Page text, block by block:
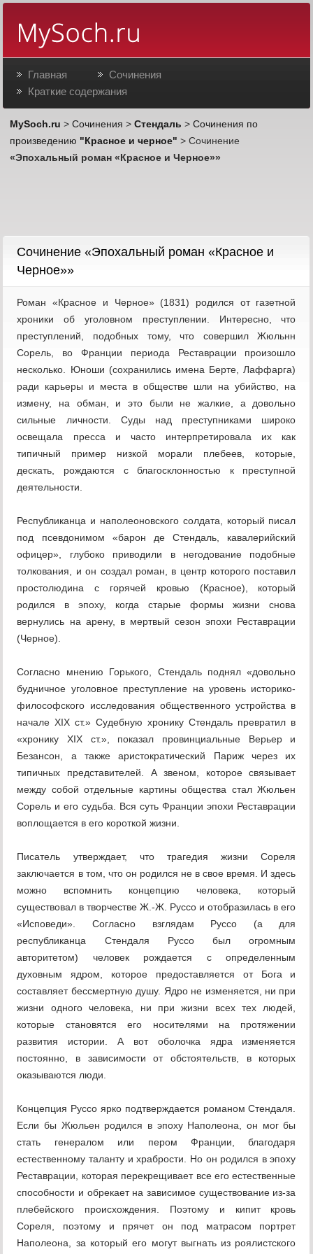
Главная
Сочинения
Краткие содержания
MySoch.ru >Сочинения >Стендаль >Сочинения по
произведению "Красное и черное" > Сочинение
«Эпохальный роман «Красное и Черное»»
Cочинение «Эпохальный роман «Красное и
Черное»»
Роман «Красное и Черное» (1831) родился от газетной
хроники об уголовном преступлении. Интересно, что
преступлений, подобных тому, что совершил Жюльнн
Сорель, во Франции периода Реставрации произошло
несколько. Юноши (сохранились имена Берте, Лаффарга)
ради карьеры и места в обществе шли на убийство, на
измену, на обман, и это были не жалкие, а довольно
сильные личности. Суды над преступниками широко
освещала пресса и часто интерпретировала их как
типичный пример низкой морали плебеев, которые,
дескать, рождаются с благосклонностью к преступной
деятельности.
Республиканца и наполеоновского солдата, который писал
под псевдонимом «барон де Стендаль, кавалерийский
офицер», глубоко приводили в негодование подобные
толкования, и он создал роман, в центр которого поставил
простолюдина с горячей кровью (Красное), который
родился в эпоху, когда старые формы жизни снова
вернулись на арену, в мертвый сезон эпохи Реставрации
(Черное).
Согласно мнению Горького, Стендаль поднял «довольно
будничное уголовное преступление на уровень историко-
философского исследования общественного устройства в
начале ХIХ ст.» Судебную хронику Стендаль превратил в
«хронику ХIХ ст.», показал провинциальные Верьер и
Безансон, а также аристократический Париж через их
типичных представителей. А звеном, которое связывает
между собой отдельные картины общества стал Жюльен
Сорель и его судьба. Вся суть Франции эпохи Реставрации
воплощается в его короткой жизни.
Писатель утверждает, что трагедия жизни Сореля
заключается в том, что он родился не в свое время. И здесь
можно вспомнить концепцию человека, который
существовал в творчестве Ж.-Ж. Руссо и отобразилась в его
«Исповеди». Согласно взглядам Руссо (а для
республиканца Стендаля Руссо был огромным
авторитетом) человек рождается с определенным
духовным ядром, которое предоставляется от Бога и
составляет бессмертную душу. Ядро не изменяется, ни при
жизни одного человека, ни при жизни всех тех людей,
которые становятся его носителями на протяжении
развития истории. А вот оболочка ядра изменяется
постоянно, в зависимости от обстоятельств, в которых
оказываются люди.
Концепция Руссо ярко подтверждается романом Стендаля.
Если бы Жюльен родился в эпоху Наполеона, он мог бы
стать генералом или пером Франции, благодаря
естественному таланту и храбрости. Но он родился в эпоху
Реставрации, которая перекрещивает все его естественные
способности и обрекает на зависимое существование из-за
плебейского происхождения. Поэтому и кипит кровь
Сореля, поэтому и прячет он под матрасом портрет
Наполеона, за который его могут выгнать из роялистского